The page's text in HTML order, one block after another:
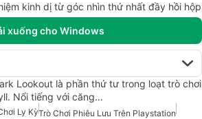
kinh dị từ góc nhìn thứ nhất đầy hồi hộp
xuống cho Windows
Lookout là phần thứ tư trong loạt trò chơi
Nổi tiếng với căng…
Ly KỳTrò Chơi Phiêu Lưu Trên Playstation